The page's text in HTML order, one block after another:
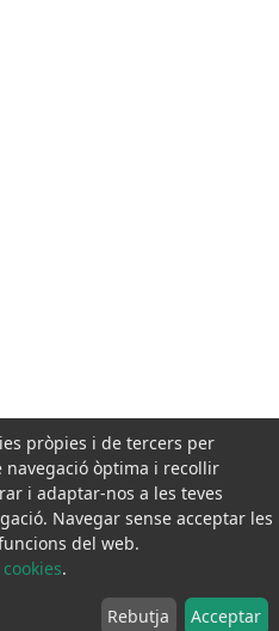
pròpies i de tercers per
òptima i recollir
i adaptar-nos a les teves
Navegar sense acceptar les
del web.
.
Rebutja Acceptar